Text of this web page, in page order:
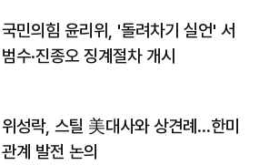
국민의힘 윤리위, '돌려차기 실언' 서
범수·진종오 징계절차 개시
위성락, 스틸 美대사와 상견례…한미
관계 발전 논의